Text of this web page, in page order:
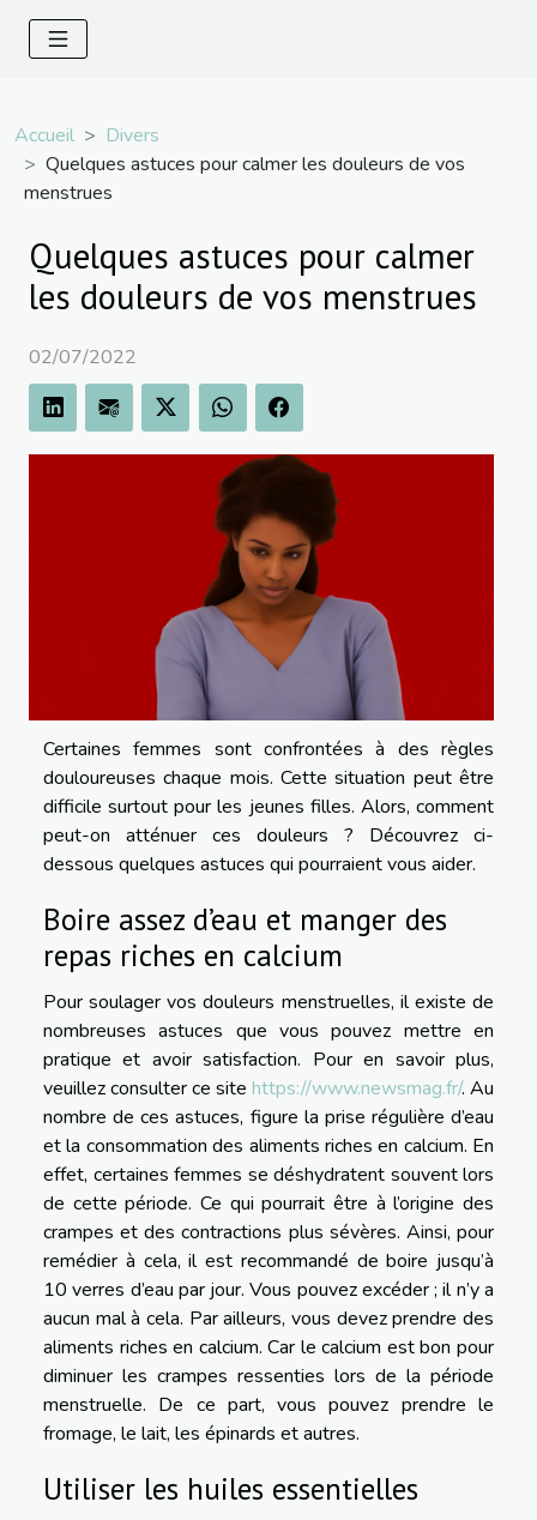
Accueil
Divers
Quelques astuces pour calmer les douleurs de vos
menstrues
Quelques astuces pour calmer
les douleurs de vos menstrues
02/07/2022
Certaines femmes sont confrontées à des règles
douloureuses chaque mois. Cette situation peut être
difficile surtout pour les jeunes filles. Alors, comment
peut-on atténuer ces douleurs ? Découvrez ci-
dessous quelques astuces qui pourraient vous aider.
Boire assez d’eau et manger des
repas riches en calcium
Pour soulager vos douleurs menstruelles, il existe de
nombreuses astuces que vous pouvez mettre en
pratique et avoir satisfaction. Pour en savoir plus,
veuillez consulter ce site https://www.newsmag.fr/. Au
nombre de ces astuces, figure la prise régulière d’eau
et la consommation des aliments riches en calcium. En
effet, certaines femmes se déshydratent souvent lors
de cette période. Ce qui pourrait être à l’origine des
crampes et des contractions plus sévères. Ainsi, pour
remédier à cela, il est recommandé de boire jusqu’à
10 verres d’eau par jour. Vous pouvez excéder ; il n’y a
aucun mal à cela. Par ailleurs, vous devez prendre des
aliments riches en calcium. Car le calcium est bon pour
diminuer les crampes ressenties lors de la période
menstruelle. De ce part, vous pouvez prendre le
fromage, le lait, les épinards et autres.
Utiliser les huiles essentielles